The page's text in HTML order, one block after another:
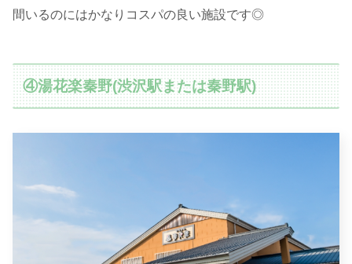
間いるのにはかなりコスパの良い施設です◎
④湯花楽秦野(渋沢駅または秦野駅)